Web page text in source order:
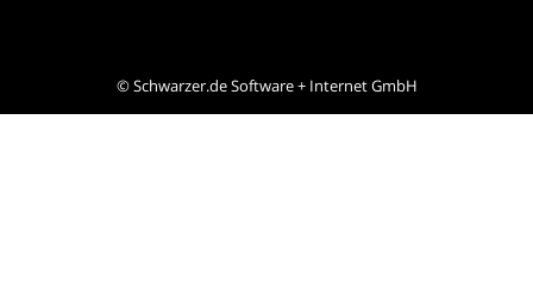
©Schwarzer.de Software + Internet GmbH